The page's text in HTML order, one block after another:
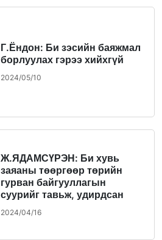
Г.Ёндон: Би зэсийн баяжмал
борлуулах гэрээ хийхгүй
2024/05/10
Ж.ЯДАМСҮРЭН: Би хувь
заяаны төөргөөр төрийн
гурван байгууллагын
суурийг тавьж, удирдсан
2024/04/16